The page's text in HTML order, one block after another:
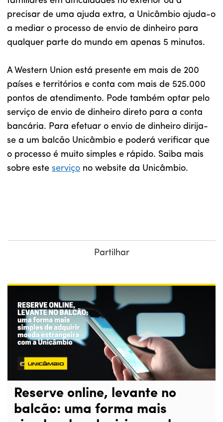
precisar de uma ajuda extra, a Unicâmbio ajuda-o
a mediar o processo de envio de dinheiro para
qualquer parte do mundo em apenas 5 minutos.
A Western Union está presente em mais de 200
países e territórios e conta com mais de 525.000
pontos de atendimento. Pode também optar pelo
serviço de envio de dinheiro direto para a conta
bancária. Para efetuar o envio de dinheiro dirija-
se a um balcão Unicâmbio e poderá verificar que
o processo é muito simples e rápido. Saiba mais
sobre este serviço no website da Unicâmbio.
Partilhar
Reserve online, levante no
balcão: uma forma mais